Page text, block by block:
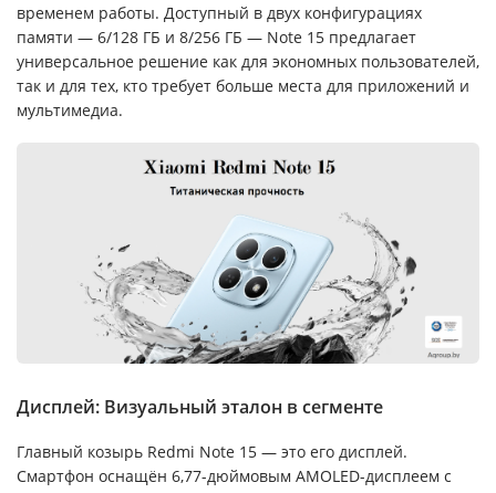
временем работы. Доступный в двух конфигурациях
памяти — 6/128 ГБ и 8/256 ГБ — Note 15 предлагает
универсальное решение как для экономных пользователей,
так и для тех, кто требует больше места для приложений и
мультимедиа.
Дисплей: Визуальный эталон в сегменте
Главный козырь Redmi Note 15 — это его дисплей.
Смартфон оснащён 6,77-дюймовым AMOLED-дисплеем с